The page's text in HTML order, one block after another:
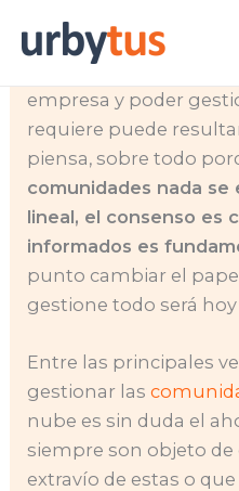
Ser parte de una
como pertenecer
empresa y poder
requiere puede
piensa, sobre todo
comunidades nada se
lineal, el consenso es
informados es
punto cambiar el
gestione todo será
Entre las principales
gestionar las
nube es sin duda el
siempre son objeto de
extravío de estas o